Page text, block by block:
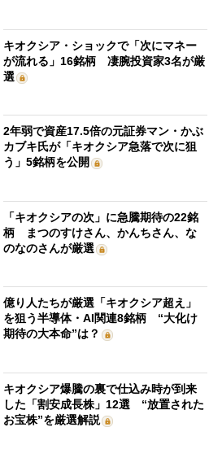
キオクシア・ショックで「次にマネー
が流れる」16銘柄 凄腕投資家3名が厳
選
2年弱で資産17.5倍の元証券マン・かぶ
カブキ氏が「キオクシア急落で次に狙
う」5銘柄を公開
「キオクシアの次」に急騰期待の22銘
柄 まつのすけさん、かんちさん、な
のなのさんが厳選
億り人たちが厳選「キオクシア超え」
を狙う半導体・AI関連8銘柄 “大化け
期待の大本命”は？
キオクシア爆騰の裏で仕込み時が到来
した「割安成長株」12選 “放置された
お宝株”を厳選解説